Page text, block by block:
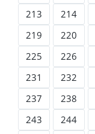
213
214
219
220
225
226
231
232
237
238
243
244